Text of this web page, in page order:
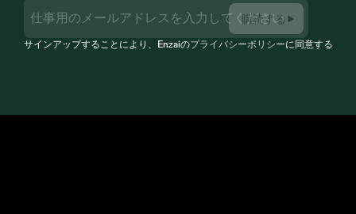
購読する
サインアップすることにより、Enzaiのプライバシーポリシーに同意すること